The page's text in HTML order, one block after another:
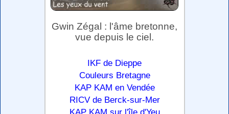
Gwin Zégal : l'âme bretonne,
vue depuis le ciel.
IKF de Dieppe
Couleurs Bretagne
KAP KAM en Vendée
RICV de Berck-sur-Mer
KAP KAM sur l'île d'Yeu